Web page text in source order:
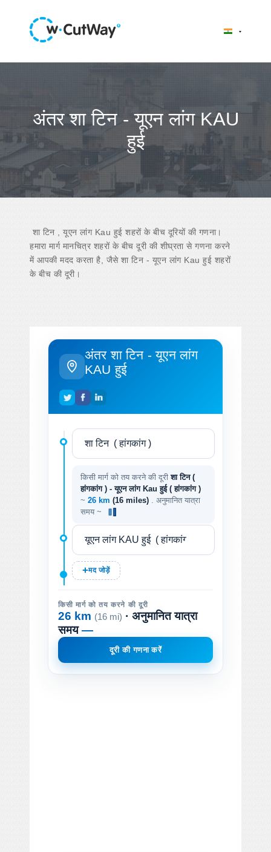
अंतर शा टिन - यूएन लांग KAU
हुई
शा टिन , यूएन लांग Kau हुई शहरों के बीच दूरियों की गणना।
हमारा मार्ग मानचित्र शहरों के बीच दूरी की शीघ्रता से गणना करने
में आपकी मदद करता है, जैसे शा टिन - यूएन लांग Kau हुई शहरों
के बीच की दूरी।
अंतर शा टिन - यूएन लांग
KAU हुई
किसी मार्ग को तय करने की दूरीशा टिन (
हांगकांग ) - यूएन लांग Kau हुई ( हांगकांग )
~ 26 km (16 miles)
. अनुमानित यात्रा
समय ~
मद जोड़ें
किसी मार्ग को तय करने की दूरी
26 km (16 mi) · अनुमानित यात्रा
समय—
दूरी की गणना करें